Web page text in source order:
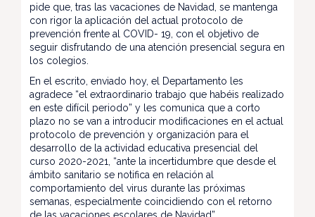
pide que, tras las vacaciones de Navidad, se mantenga
con rigor la aplicación del actual protocolo de
prevención frente al COVID- 19, con el objetivo de
seguir disfrutando de una atención presencial segura en
los colegios.
En el escrito, enviado hoy, el Departamento les
agradece “el extraordinario trabajo que habéis realizado
en este difícil periodo” y les comunica que a corto
plazo no se van a introducir modificaciones en el actual
protocolo de prevención y organización para el
desarrollo de la actividad educativa presencial del
curso 2020-2021, “ante la incertidumbre que desde el
ámbito sanitario se notifica en relación al
comportamiento del virus durante las próximas
semanas, especialmente coincidiendo con el retorno